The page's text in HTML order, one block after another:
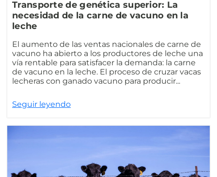
Transporte de genética superior: La
necesidad de la carne de vacuno en la
leche
El aumento de las ventas nacionales de carne de
vacuno ha abierto a los productores de leche una
vía rentable para satisfacer la demanda: la carne
de vacuno en la leche. El proceso de cruzar vacas
lecheras con ganado vacuno para producir...
Seguir leyendo